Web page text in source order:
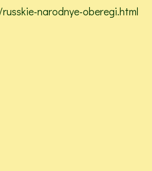
narodnye-oberegi.html